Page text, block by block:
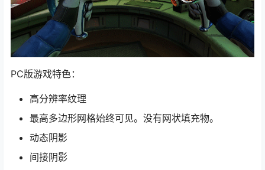
PC版游戏特色：
高分辨率纹理
最高多边形网格始终可见。没有网状填充物。
动态阴影
间接阴影